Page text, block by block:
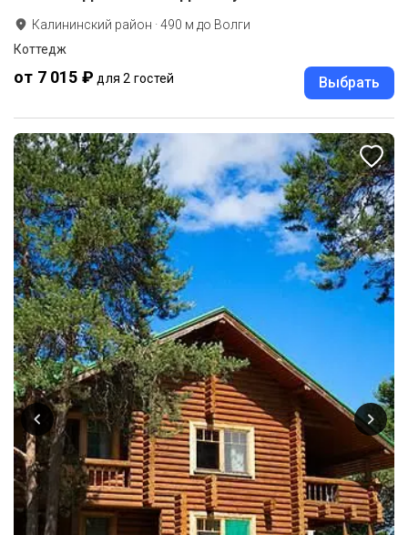
Калининский район ·490 м до Волги
Коттедж
от 7 015 ₽ для 2 гостей Выбрать